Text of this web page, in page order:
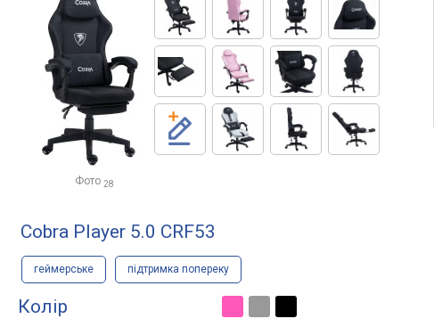
Фото 28
Cobra Player 5.0 CRF53
геймерське підтримка попереку
Колір